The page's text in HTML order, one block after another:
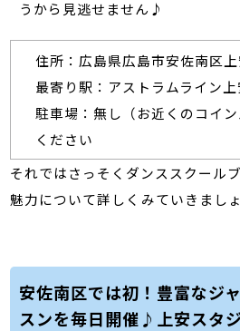
うから見逃せません♪
住所：広島県広島市安佐南区
最寄り駅：アストラムライン
駐車場：無し（お近くのコイ
ください
それではさっそくダンススクール
魅力について詳しくみていきましょ
安佐南区では初！豊富なジ
スンを毎日開催♪上安スタ